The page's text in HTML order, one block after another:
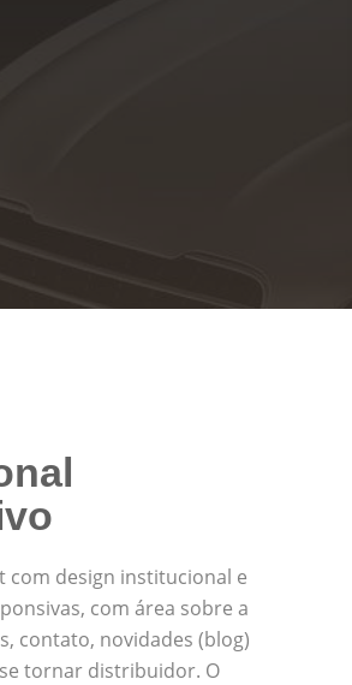
com design institucional e
com área sobre a
contato, novidades (blog)
tornar distribuidor. O